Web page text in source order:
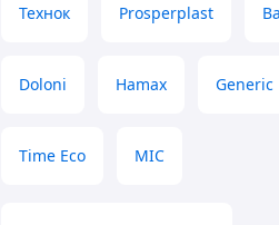
Технок Prosperplast
Doloni Hamax Generic
Time Eco MIC